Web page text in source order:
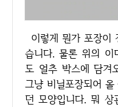
이렇게 뭔가 포장이 정갈하게 되어서 도착할 줄 알았
습니다. 물론 위의 이
도 얼추 박스에 담겨
그냥 비닐포장되어
던 모양입니다. 뭐 상